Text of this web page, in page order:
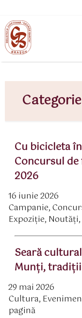
Cu bicicleta
Concursul
2026
16 iunie 2026
Campanie,
Expoziție, Noutăți,
Seară
Munţi,
29 mai 2026
Cultura,
pagină